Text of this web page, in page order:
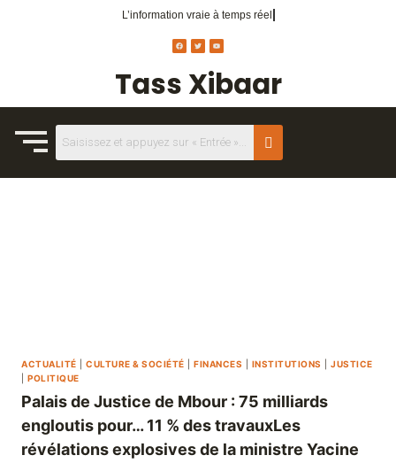
Tass Xibaar
L’information vraie à temps réel.
ACTUALITÉ CULTURE & SOCIÉTÉ FINANCES INSTITUTIONS
JUSTICE
POLITIQUE
Palais de Justice de Mbour : 75 milliards
engloutis pour… 11 % des travauxLes
révélations explosives de la ministre Yacine